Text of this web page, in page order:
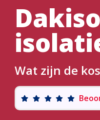
Wat zijn de